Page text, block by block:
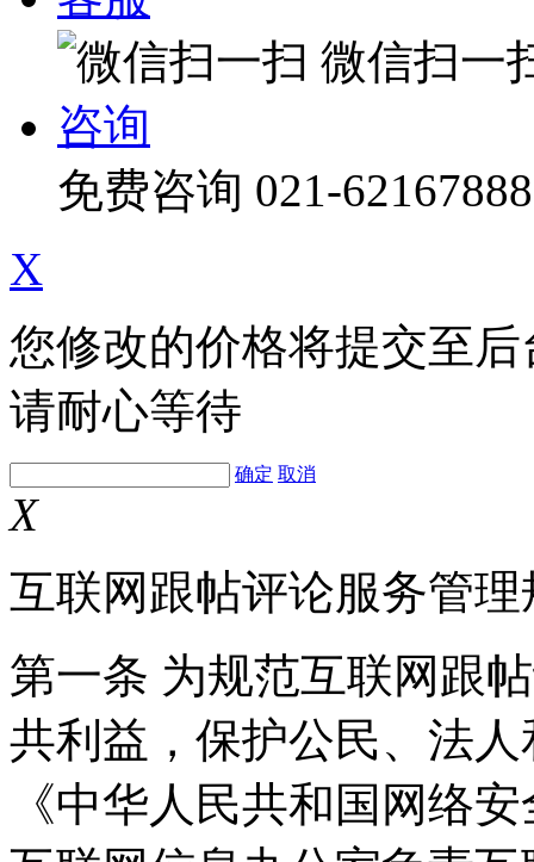
微信扫一
咨询
免费咨询 021-62167888
X
您修改的价格将提交至
请耐心等待
确定 取消
X
互联网跟帖评论服务管理
第一条 为规范互联网跟
共利益，保护公民、法
《中华人民共和国网络